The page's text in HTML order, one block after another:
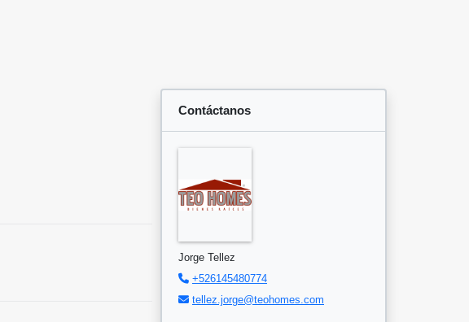
Contáctanos
Jorge Tellez
+526145480774
tellez.jorge@teohomes.com